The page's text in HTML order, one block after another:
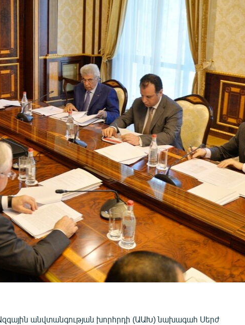
անվտանգության խորհրդի (ԱԱԽ) նախագահ Սերժ